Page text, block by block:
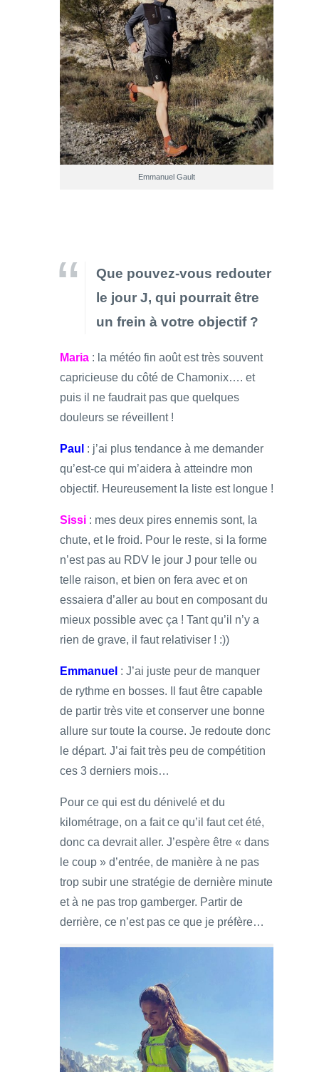
Emmanuel Gault
Que pouvez-vous redouter
le jour J, qui pourrait être
un frein à votre objectif ?
Maria : la météo fin août est très souvent
capricieuse du côté de Chamonix…. et
puis il ne faudrait pas que quelques
douleurs se réveillent !
Paul : j’ai plus tendance à me demander
qu’est-ce qui m’aidera à atteindre mon
objectif. Heureusement la liste est longue !
Sissi : mes deux pires ennemis sont, la
chute, et le froid. Pour le reste, si la forme
n’est pas au RDV le jour J pour telle ou
telle raison, et bien on fera avec et on
essaiera d’aller au bout en composant du
mieux possible avec ça ! Tant qu’il n’y a
rien de grave, il faut relativiser ! :))
Emmanuel : J’ai juste peur de manquer
de rythme en bosses. Il faut être capable
de partir très vite et conserver une bonne
allure sur toute la course. Je redoute donc
le départ. J’ai fait très peu de compétition
ces 3 derniers mois…
Pour ce qui est du dénivelé et du
kilométrage, on a fait ce qu’il faut cet été,
donc ca devrait aller. J’espère être « dans
le coup » d’entrée, de manière à ne pas
trop subir une stratégie de dernière minute
et à ne pas trop gamberger. Partir de
derrière, ce n’est pas ce que je préfère…